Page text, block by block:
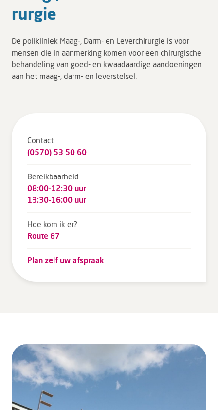
Tarieven en vergoeding
Uw gegevens
Wachttijden
Leren
Verwijzers
rur­gie
De polikliniek Maag-, Darm- en Leverchirurgie is voor
mensen die in aanmerking komen voor een chirurgische
behandeling van goed- en kwaadaardige aandoeningen
aan het maag-, darm- en leverstelsel.
Contact
(0570) 53 50 60
Bereikbaarheid
08:00-12:30 uur
13:30-16:00 uur
Hoe kom ik er?
Route 87
Plan zelf uw afspraak